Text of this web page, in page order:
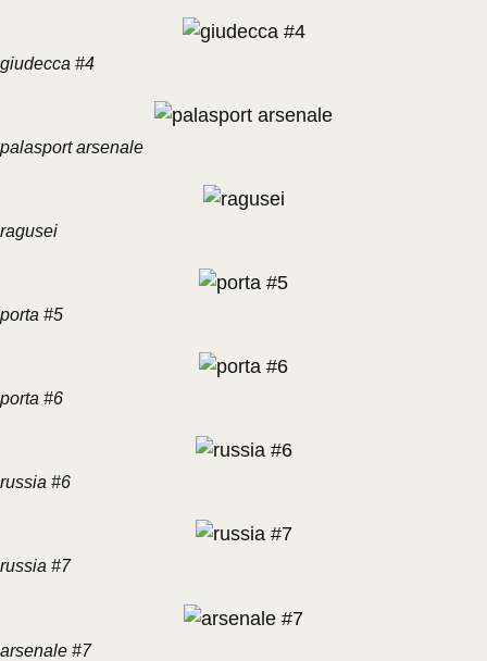
giudecca #4
palasport arsenale
ragusei
porta #5
porta #6
russia #6
russia #7
arsenale #7